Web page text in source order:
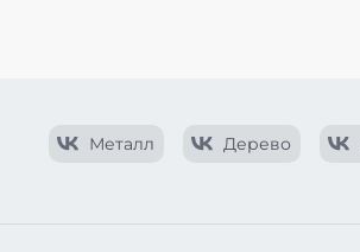
Металл Дерево